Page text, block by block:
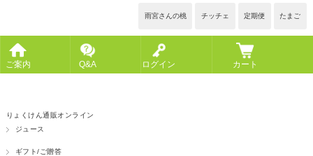
雨宮さんの桃 チッチェ 定期便 たまご
ご案内 Q&A ログイン カート
りょくけん通販オンライン
ジュース
ギフト/ご贈答